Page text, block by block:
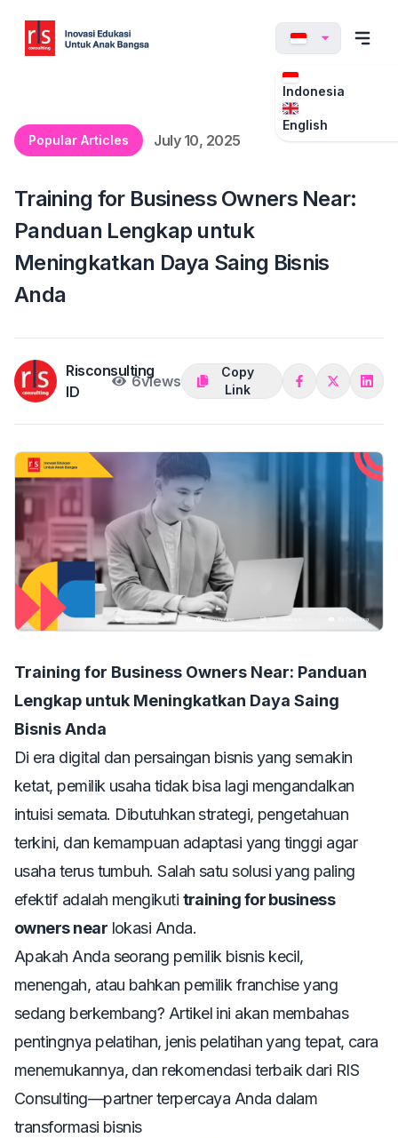
Indonesia
English
Popular Articles
July 10, 2025
Training for Business Owners Near:
Panduan Lengkap untuk
Meningkatkan Daya Saing Bisnis
Anda
Risconsulting
ID
6views
Copy
Link
Training for Business Owners Near: Panduan
Lengkap untuk Meningkatkan Daya Saing
Bisnis Anda
Di era digital dan persaingan bisnis yang semakin
ketat, pemilik usaha tidak bisa lagi mengandalkan
intuisi semata. Dibutuhkan strategi, pengetahuan
terkini, dan kemampuan adaptasi yang tinggi agar
usaha terus tumbuh. Salah satu solusi yang paling
efektif adalah mengikuti training for business
owners near lokasi Anda.
Apakah Anda seorang pemilik bisnis kecil,
menengah, atau bahkan pemilik franchise yang
sedang berkembang? Artikel ini akan membahas
pentingnya pelatihan, jenis pelatihan yang tepat, cara
menemukannya, dan rekomendasi terbaik dari RIS
Consulting—partner terpercaya Anda dalam
transformasi bisnis